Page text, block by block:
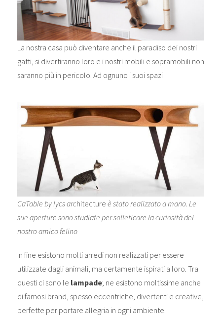
La nostra casa può diventare anche il paradiso dei nostri
gatti, si divertiranno loro e i nostri mobili e sopramobili non
saranno più in pericolo. Ad ognuno i suoi spazi
CaTable by lycs architecture è stato realizzato a mano. Le
sue aperture sono studiate per solleticare la curiosità del
nostro amico felino
In fine esistono molti arredi non realizzati per essere
utilizzate dagli animali, ma certamente ispirati a loro. Tra
questi ci sono le lampade; ne esistono moltissime anche
di famosi brand, spesso eccentriche, divertenti e creative,
perfette per portare allegria in ogni ambiente.